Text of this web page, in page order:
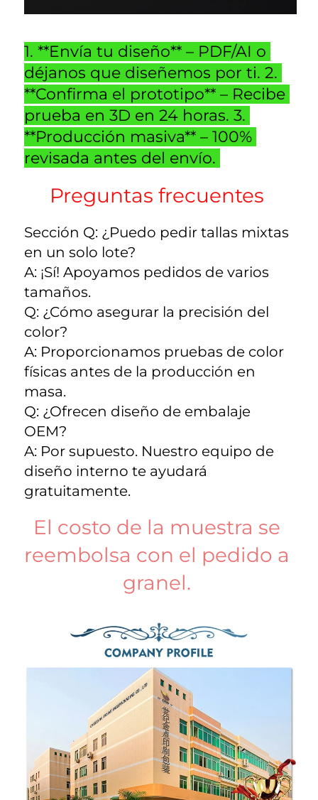
1. **Envía tu diseño** – PDF/AI o
déjanos que diseñemos por ti. 2.
**Confirma el prototipo** – Recibe
prueba en 3D en 24 horas. 3.
**Producción masiva** – 100%
revisada antes del envío.
Preguntas frecuentes
Sección Q: ¿Puedo pedir tallas mixtas
en un solo lote?
A: ¡Sí! Apoyamos pedidos de varios
tamaños.
Q: ¿Cómo asegurar la precisión del
color?
A: Proporcionamos pruebas de color
físicas antes de la producción en
masa.
Q: ¿Ofrecen diseño de embalaje
OEM?
A: Por supuesto. Nuestro equipo de
diseño interno te ayudará
gratuitamente.
El costo de la muestra se
reembolsa con el pedido a
granel.